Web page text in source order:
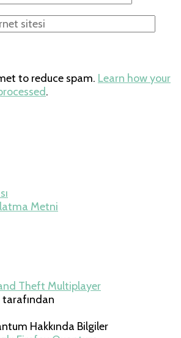
to reduce spam. Learn how your
.
Metni
Theft Multiplayer